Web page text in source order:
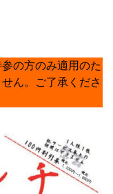
の方のみ適用のた
ん。ご了承くださ